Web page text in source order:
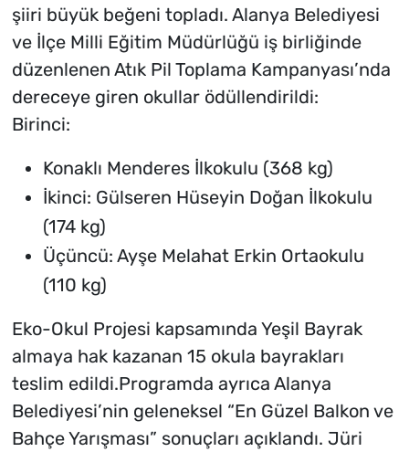
şiiri büyük beğeni topladı. Alanya Belediyesi
ve İlçe Milli Eğitim Müdürlüğü iş birliğinde
düzenlenen Atık Pil Toplama Kampanyası’nda
dereceye giren okullar ödüllendirildi:
Birinci:
Konaklı Menderes İlkokulu (368 kg)
İkinci: Gülseren Hüseyin Doğan İlkokulu
(174 kg)
Üçüncü: Ayşe Melahat Erkin Ortaokulu
(110 kg)
Eko-Okul Projesi kapsamında Yeşil Bayrak
almaya hak kazanan 15 okula bayrakları
teslim edildi.Programda ayrıca Alanya
Belediyesi’nin geleneksel “En Güzel Balkon ve
Bahçe Yarışması” sonuçları açıklandı. Jüri